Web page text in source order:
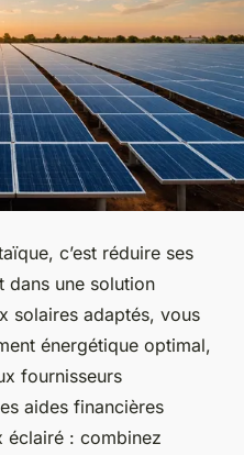
c’est réduire ses
dans une solution
solaires adaptés, vous
énergétique optimal,
fournisseurs
aides financières
éclairé : combinez